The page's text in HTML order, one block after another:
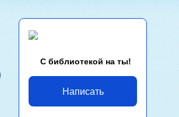
С библиотекой на ты!
Написать